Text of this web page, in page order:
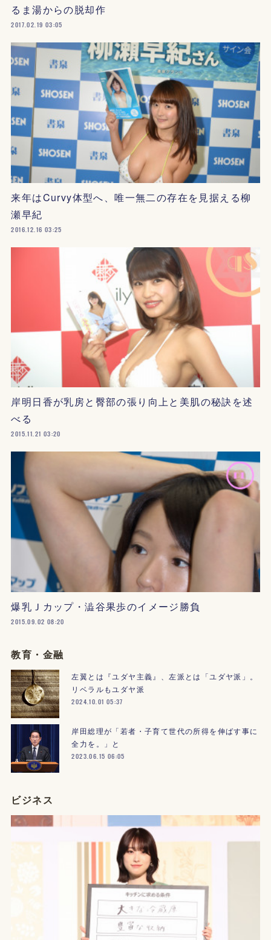
るま湯からの脱却作
2017.02.19 03:05
来年はCurvy体型へ、唯一無二の存在を見据える柳
瀬早紀
2016.12.16 03:25
岸明日香が乳房と臀部の張り向上と美肌の秘訣を述
べる
2015.11.21 03:20
爆乳Ｊカップ・澁谷果歩のイメージ勝負
2015.09.02 08:20
教育・金融
左翼とは『ユダヤ主義』、左派とは「ユダヤ派」。
リベラルもユダヤ派
2024.10.01 05:37
岸田総理が「若者・子育て世代の所得を伸ばす事に
全力を。」と
2023.06.15 06:05
ビジネス